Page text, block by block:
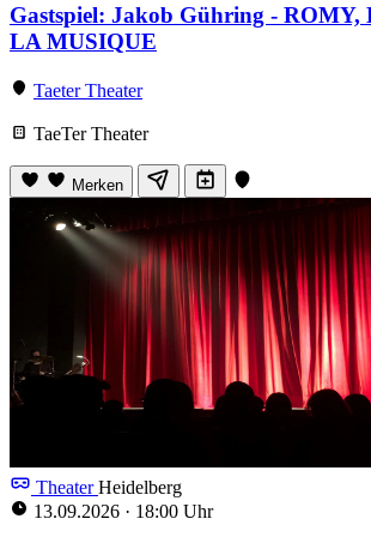
Gastspiel: Jakob Gühring -
LA MUSIQUE
Taeter Theater
TaeTer Theater
Merken
TheaterHeidelberg
13.09.2026 · 18:00 Uhr